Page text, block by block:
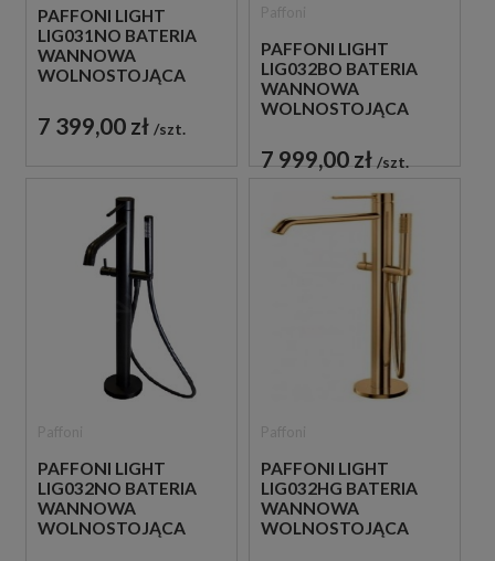
PAFFONI LIGHT
LIG031NO BATERIA
WANNOWA
WOLNOSTOJĄCA
7 399,00 zł szt.
PAFFONI LIGHT
LIG032BO BATERIA
WANNOWA
WOLNOSTOJĄCA
7 999,00 zł szt.
PAFFONI LIGHT
LIG032NO BATERIA
WANNOWA
WOLNOSTOJĄCA
PAFFONI LIGHT
LIG032HG BATERIA
WANNOWA
WOLNOSTOJĄCA